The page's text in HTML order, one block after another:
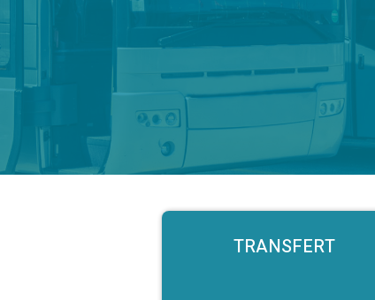
TRANSFERT